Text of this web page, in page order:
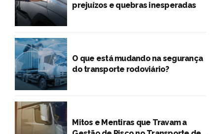
prejuízos e quebras inesperadas
O que está mudando na segurança
do transporte rodoviário?
Mitos e Mentiras que Travam a